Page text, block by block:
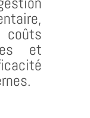
et